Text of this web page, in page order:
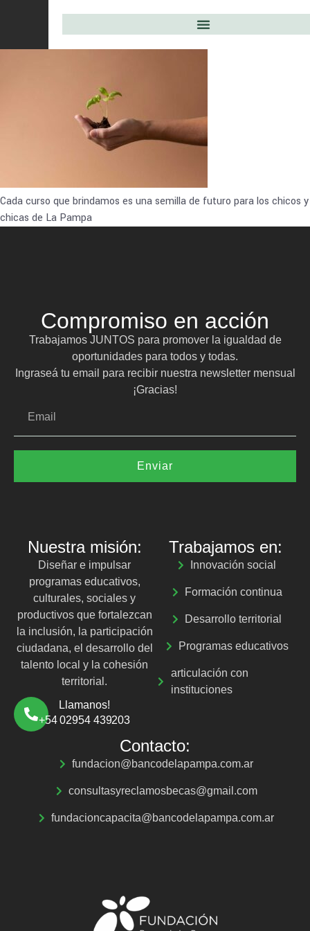
Cada curso que brindamos es una semilla de futuro para los chicos y
chicas de La Pampa
Compromiso en acción
Trabajamos JUNTOS para promover la igualdad de
oportunidades para todos y todas.
Ingraseá tu email para recibir nuestra newsletter mensual
¡Gracias!
Enviar
Nuestra misión:
Diseñar e impulsar
programas educativos,
culturales, sociales y
productivos que fortalezcan
la inclusión, la participación
ciudadana, el desarrollo del
talento local y la cohesión
territorial.
Llamanos!
+54 02954 439203
Trabajamos en:
Innovación social
Formación continua
Desarrollo territorial
Programas educativos
articulación con
instituciones
Contacto:
fundacion@bancodelapampa.com.ar
consultasyreclamosbecas@gmail.com
fundacioncapacita@bancodelapampa.com.ar